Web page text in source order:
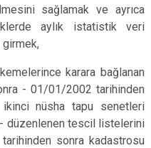
sağlamak ve ayrıca
aylık istatistik veri
karara bağlanan
- 01/01/2002 tarihinden
nüsha tapu senetleri
düzenlenen tescil listelerini
sonra kadastrosu